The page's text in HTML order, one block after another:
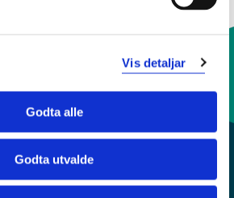
Vis detaljar
Godta alle
Godta utvalde
og opningstider
55 58 58 00
beredskapsnummer